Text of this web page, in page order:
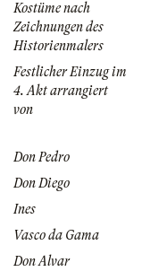
Kostüme nach
Zeichnungen des
Historienmalers
Festlicher Einzug im
4. Akt arrangiert
von
Don Pedro
Don Diego
Ines
Vasco da Gama
Don Alvar